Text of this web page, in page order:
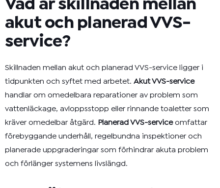
Vad är skillnaden mellan
akut och planerad VVS-
service?
Skillnaden mellan akut och planerad VVS-service ligger i
tidpunkten och syftet med arbetet. Akut VVS-service
handlar om omedelbara reparationer av problem som
vattenläckage, avloppsstopp eller rinnande toaletter som
kräver omedelbar åtgärd. Planerad VVS-serviceomfattar
förebyggande underhåll, regelbundna inspektioner och
planerade uppgraderingar som förhindrar akuta problem
och förlänger systemens livslängd.